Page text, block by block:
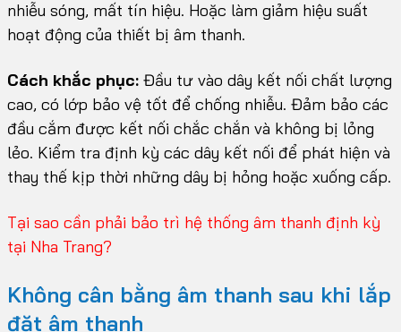
nhiễu sóng, mất tín hiệu. Hoặc làm giảm hiệu suất
hoạt động của thiết bị âm thanh.
Cách khắc phục: Đầu tư vào dây kết nối chất lượng
cao, có lớp bảo vệ tốt để chống nhiễu. Đảm bảo các
đầu cắm được kết nối chắc chắn và không bị lỏng
lẻo. Kiểm tra định kỳ các dây kết nối để phát hiện và
thay thế kịp thời những dây bị hỏng hoặc xuống cấp.
Tại sao cần phải bảo trì hệ thống âm thanh định kỳ
tại Nha Trang?
Không cân bằng âm thanh sau khi lắp
đặt âm thanh